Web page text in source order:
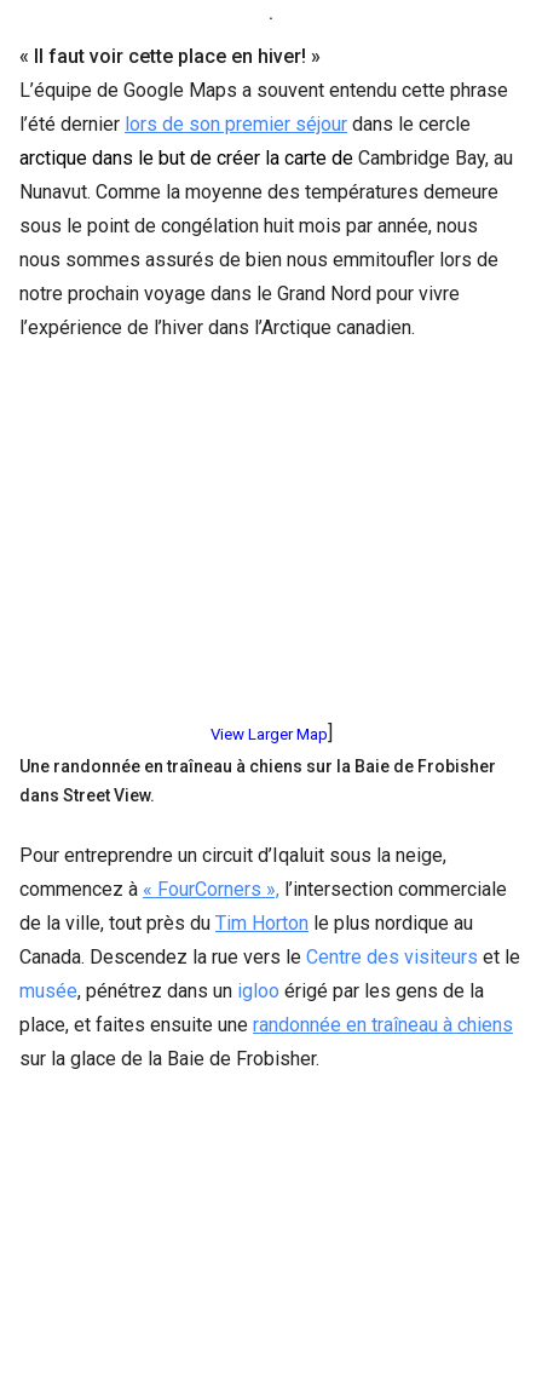
.
« Il faut voir cette place en hiver! »
L’équipe de Google Maps a souvent entendu cette phrase
l’été dernier lors de son premier séjour dans le cercle
arctique dans le but de créer la carte de Cambridge Bay, au
Nunavut. Comme la moyenne des températures demeure
sous le point de congélation huit mois par année, nous
nous sommes assurés de bien nous emmitoufler lors de
notre prochain voyage dans le Grand Nord pour vivre
l’expérience de l’hiver dans l’Arctique canadien.
View Larger Map]
Une randonnée en traîneau à chiens sur la Baie de Frobisher
dans Street View.
Pour entreprendre un circuit d’Iqaluit sous la neige,
commencez à « FourCorners », l’intersection commerciale
de la ville, tout près du Tim Horton le plus nordique au
Canada. Descendez la rue vers le Centre des visiteurs et le
musée, pénétrez dans un igloo érigé par les gens de la
place, et faites ensuite une randonnée en traîneau à chiens
sur la glace de la Baie de Frobisher.